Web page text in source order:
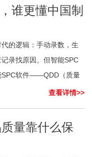
谁更懂中国制
的逻辑：手动录数，生
录找原因。但智能SPC
SPC软件——QDD（质量
查看详情>>
量靠什么保